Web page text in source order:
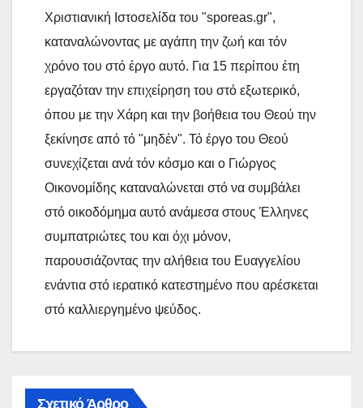
Χριστιανική Ιστοσελίδα του "sporeas.gr",
καταναλώνοντας με αγάπη την ζωή και τόν
χρόνο του στό έργο αυτό. Για 15 περίπου έτη
εργαζόταν την επιχείρηση του στό εξωτερικό,
όπου με την Χάρη και την βοήθεια του Θεού την
ξεκίνησε από τό "μηδέν". Τό έργο του Θεού
συνεχίζεται ανά τόν κόσμο και ο Γιώργος
Οικονομίδης καταναλώνεται στό να συμβάλει
στό οικοδόμημα αυτό ανάμεσα στους Έλληνες
συμπατριώτες του και όχι μόνον,
παρουσιάζοντας την αλήθεια του Ευαγγελίου
ενάντια στό ιερατικό κατεστημένο που αρέσκεται
στό καλλιεργημένο ψεύδος.
Σχετικό Άρθρο